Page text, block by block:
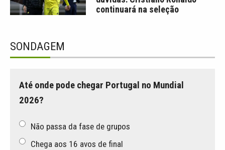
continuará na seleção
SONDAGEM
Até onde pode chegar Portugal no Mundial
2026?
Não passa da fase de grupos
Chega aos 16 avos de final